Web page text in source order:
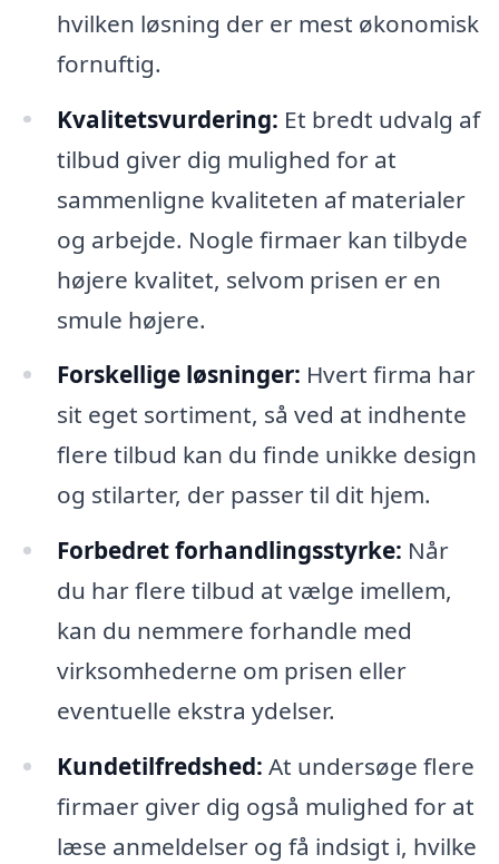
hvilken løsning der er mest økonomisk
fornuftig.
Kvalitetsvurdering: Et bredt udvalg af
tilbud giver dig mulighed for at
sammenligne kvaliteten af materialer
og arbejde. Nogle firmaer kan tilbyde
højere kvalitet, selvom prisen er en
smule højere.
Forskellige løsninger: Hvert firma har
sit eget sortiment, så ved at indhente
flere tilbud kan du finde unikke design
og stilarter, der passer til dit hjem.
Forbedret forhandlingsstyrke: Når
du har flere tilbud at vælge imellem,
kan du nemmere forhandle med
virksomhederne om prisen eller
eventuelle ekstra ydelser.
Kundetilfredshed: At undersøge flere
firmaer giver dig også mulighed for at
læse anmeldelser og få indsigt i, hvilke